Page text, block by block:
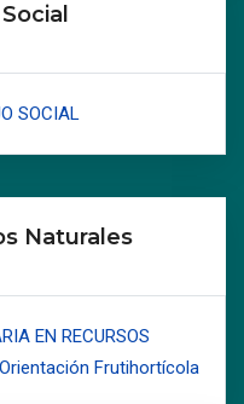
SOCIAL
Naturales
EN RECURSOS
Orientación Frutihortícola